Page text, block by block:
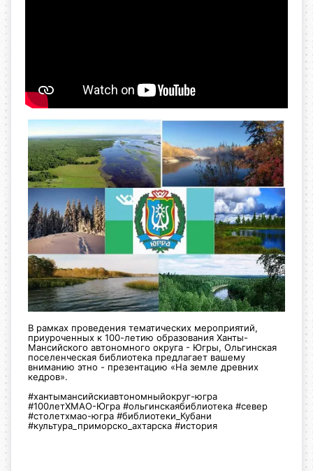
В рамках проведения тематических мероприятий,
приуроченных к 100-летию образования Ханты-
Мансийского автономного округа - Югры, Ольгинская
поселенческая библиотека предлагает вашему
вниманию этно - презентацию «На земле древних
кедров».
#хантымансийскиавтономныйокруг-югра
#100летХМАО-Югра #ольгинскаябиблиотека #север
#столетхмао-югра #библиотеки_Кубани
#культура_приморско_ахтарска #история